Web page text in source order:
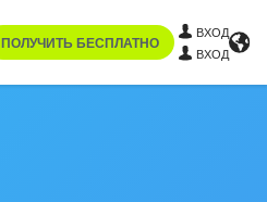
ПОЛУЧИТЬ БЕСПЛАТНО
ВХОД
ВХОД